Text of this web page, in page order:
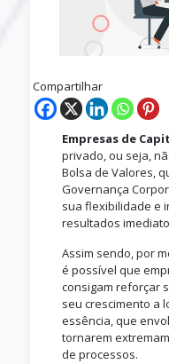
Compartilhar
Empresas de
privado, ou seja,
Bolsa de Valores,
Governança
sua flexibilidade e
resultados
Assim sendo, por
é possível que
consigam reforçar
seu crescimento a
essência, que
tornarem
de processos.